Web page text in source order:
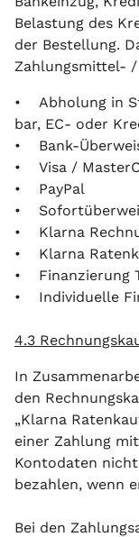
Belastung des
der Bestellung.
Zahlungsmittel-
• Abholung in
bar, EC- oder
• Bank-
• Visa /
• PayPal
•
• Klarna
• Klarna
• Finanzierung
• Individuelle
4.3
In
den
„Klarna
einer Zahlung
Kontodaten
bezahlen, wenn
Bei den